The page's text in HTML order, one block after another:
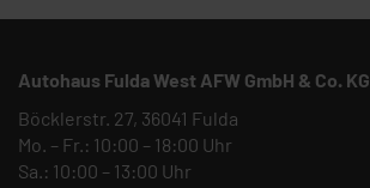
Autohaus Fulda West AFW GmbH & Co. KG
Böcklerstr. 27, 36041 Fulda
Mo. – Fr.: 10:00 – 18:00 Uhr
Sa.: 10:00 – 13:00 Uhr